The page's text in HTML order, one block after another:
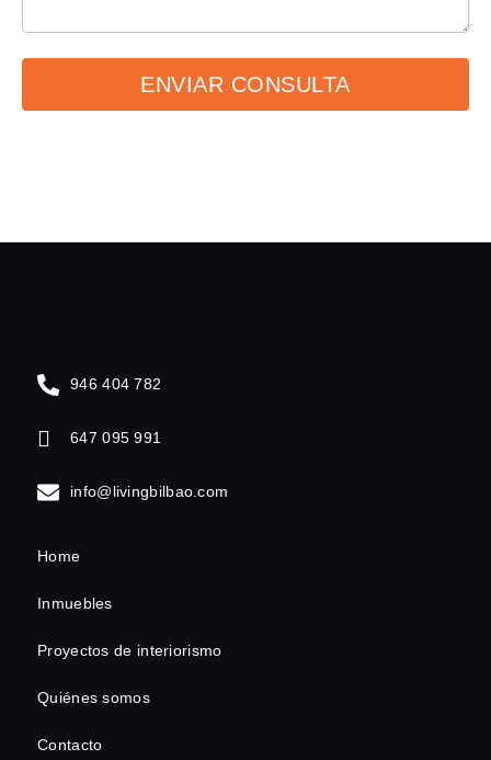
ENVIAR CONSULTA
946 404 782
647 095 991
info@livingbilbao.com
Home
Inmuebles
Proyectos de interiorismo
Quiénes somos
Contacto